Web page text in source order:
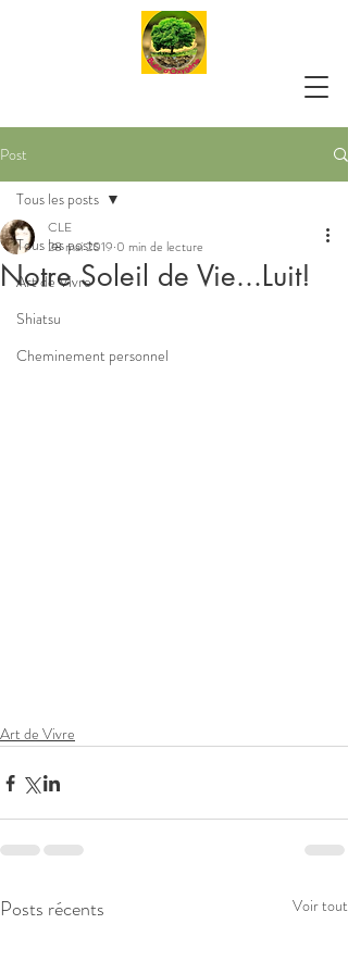
Post
Tous les posts
Art de Vivre
Shiatsu
Cheminement personnel
Tous les posts
Notre Soleil de Vie...Luit!
CLE
28 mai 2019 0 min de lecture
Art de Vivre
Posts récents Voir tout